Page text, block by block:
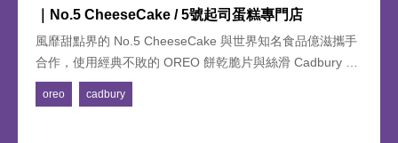
｜No.5 CheeseCake / 5號起司蛋糕專門店
風靡甜點界的 No.5 CheeseCake 與世界知名食品億滋攜手
合作，使用經典不敗的 OREO 餅乾脆片與絲滑 Cadbury 牛
奶巧克力製作，分別推出兩款限定口味費南雪，首次在黑金
派對亮相，品嚐香濃巧克力風味搭配外酥內綿費南雪的獨特
oreo cadbury